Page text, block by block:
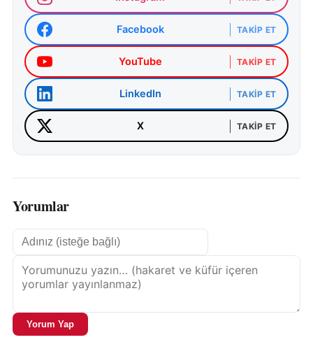
Facebook TAKIP ET
YouTube TAKIP ET
LinkedIn TAKIP ET
X TAKIP ET
Yorumlar
Yorum Yap